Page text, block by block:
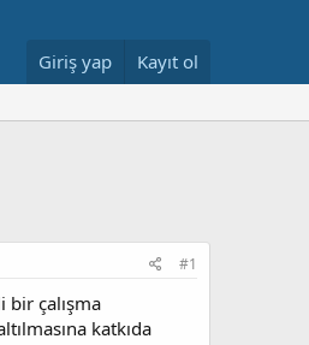
Giriş yap Kayıt ol
#1
bir çalışma
katkıda